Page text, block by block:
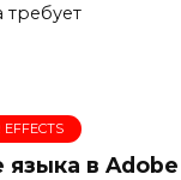
требует
в Adobe